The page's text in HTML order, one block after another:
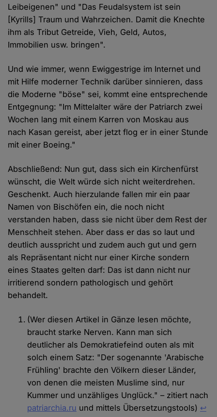
Leibeigenen" und "Das Feudalsystem ist sein
[Kyrills] Traum und Wahrzeichen. Damit die Knechte
ihm als Tribut Getreide, Vieh, Geld, Autos,
Immobilien usw. bringen".
Und wie immer, wenn Ewiggestrige im Internet und
mit Hilfe moderner Technik darüber sinnieren, dass
die Moderne "böse" sei, kommt eine entsprechende
Entgegnung: "Im Mittelalter wäre der Patriarch zwei
Wochen lang mit einem Karren von Moskau aus
nach Kasan gereist, aber jetzt flog er in einer Stunde
mit einer Boeing."
Abschließend: Nun gut, dass sich ein Kirchenfürst
wünscht, die Welt würde sich nicht weiterdrehen.
Geschenkt. Auch hierzulande fallen mir ein paar
Namen von Bischöfen ein, die noch nicht
verstanden haben, dass sie nicht über dem Rest der
Menschheit stehen. Aber dass er das so laut und
deutlich ausspricht und zudem auch gut und gern
als Repräsentant nicht nur einer Kirche sondern
eines Staates gelten darf: Das ist dann nicht nur
irritierend sondern pathologisch und gehört
behandelt.
(Wer diesen Artikel in Gänze lesen möchte,
braucht starke Nerven. Kann man sich
deutlicher als Demokratiefeind outen als mit
solch einem Satz: "Der sogenannte 'Arabische
Frühling' brachte den Völkern dieser Länder,
von denen die meisten Muslime sind, nur
Kummer und unzähliges Unglück." – zitiert nach
patriarchia.ru und mittels Übersetzungstools) ↩︎